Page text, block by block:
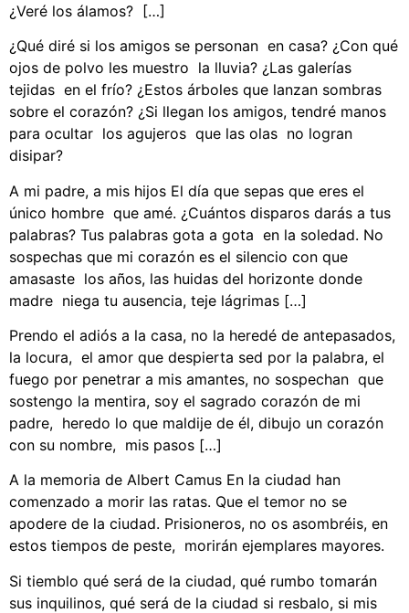
¿Veré los álamos? […]
¿Qué diré si los amigos se personan en casa? ¿Con qué
ojos de polvo les muestro la lluvia? ¿Las galerías
tejidas en el frío? ¿Estos árboles que lanzan sombras
sobre el corazón? ¿Si llegan los amigos, tendré manos
para ocultar los agujeros que las olas no logran
disipar?
A mi padre, a mis hijos El día que sepas que eres el
único hombre que amé. ¿Cuántos disparos darás a tus
palabras? Tus palabras gota a gota en la soledad. No
sospechas que mi corazón es el silencio con que
amasaste los años, las huidas del horizonte donde
madre niega tu ausencia, teje lágrimas […]
Prendo el adiós a la casa, no la heredé de antepasados,
la locura, el amor que despierta sed por la palabra, el
fuego por penetrar a mis amantes, no sospechan que
sostengo la mentira, soy el sagrado corazón de mi
padre, heredo lo que maldije de él, dibujo un corazón
con su nombre, mis pasos […]
A la memoria de Albert Camus En la ciudad han
comenzado a morir las ratas. Que el temor no se
apodere de la ciudad. Prisioneros, no os asombréis, en
estos tiempos de peste, morirán ejemplares mayores.
Si tiemblo qué será de la ciudad, qué rumbo tomarán
sus inquilinos, qué será de la ciudad si resbalo, si mis